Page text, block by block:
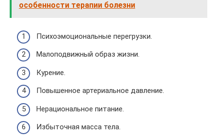
особенности терапии болезни
Психоэмоциональные перегрузки.
Малоподвижный образ жизни.
Курение.
Повышенное артериальное давление.
Нерациональное питание.
Избыточная масса тела.